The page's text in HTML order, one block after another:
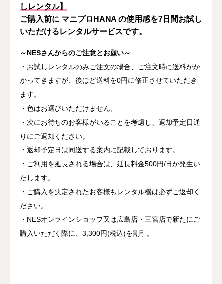
しレンタル】
ご購入前に マニプロHANA の使用感を7日間お試し
いただけるレンタルサービスです。
～NESさんからのご注意とお願い～
・お試しレンタルのみご注文の場合、ご注文時に送料がか
かってきますが、後ほど送料を0円に修正させていただき
ます。
・色はお選びいただけません。
・次にお待ちのお客様がいることを考慮し、返却予定日通
りにご返却ください。
・返却予定日は同送する案内に記載しております。
・ご利用を延長される場合は、延長料金500円/日が発生い
たします。
・ご購入を決定されたお客様もレンタル機は必ずご返却く
ださい。
・NESオンラインショップ又は広島店・三宮店で新たにご
購入いただく際に、3,300円(税込)を割引。